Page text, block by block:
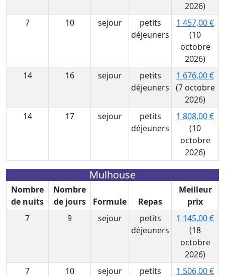
2026)
7
10 sejour
petits
déjeuners
1 457,00 €
(10
octobre
2026)
14
16 sejour
petits
déjeuners
1 676,00 €
(7 octobre
2026)
14
17 sejour
petits
déjeuners
1 808,00 €
(10
octobre
2026)
Mulhouse
Nombre
de nuits
Nombre
de jours
Formule Repas
Meilleur
prix
7
9 sejour
petits
déjeuners
1 145,00 €
(18
octobre
2026)
7
10 sejour
petits
1 506,00 €